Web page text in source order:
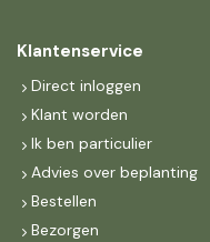
Klantenservice
Direct inloggen
Klant worden
Ik ben particulier
Advies over beplanting
Bestellen
Bezorgen